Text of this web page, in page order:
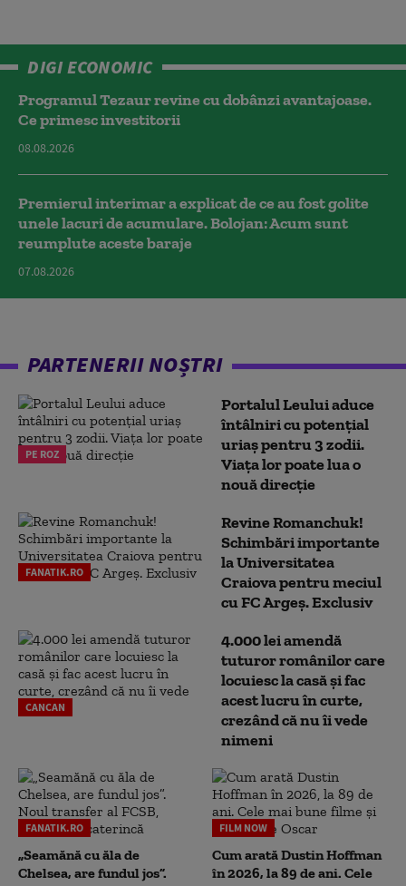
DIGI ECONOMIC
Programul Tezaur revine cu dobânzi avantajoase.
Ce primesc investitorii
08.08.2026
Premierul interimar a explicat de ce au fost golite
unele lacuri de acumulare. Bolojan: Acum sunt
reumplute aceste baraje
07.08.2026
PARTENERII NOȘTRI
PE ROZ
Portalul Leului aduce
întâlniri cu potențial
uriaș pentru 3 zodii.
Viața lor poate lua o
nouă direcție
FANATIK.RO
Revine Romanchuk!
Schimbări importante
la Universitatea
Craiova pentru meciul
cu FC Argeş. Exclusiv
CANCAN
4.000 lei amendă
tuturor românilor care
locuiesc la casă și fac
acest lucru în curte,
crezând că nu îi vede
nimeni
FANATIK.RO
„Seamănă cu ăla de
Chelsea, are fundul jos”.
FILM NOW
Cum arată Dustin Hoffman
în 2026, la 89 de ani. Cele